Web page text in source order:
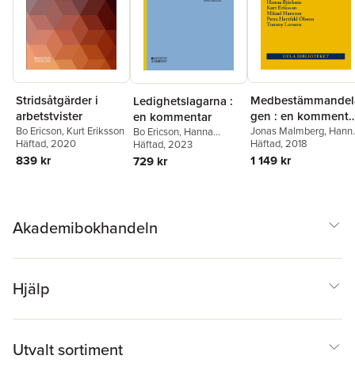
Stridsåtgärder i
arbetstvister
Bo Ericson, Kurt Eriksson
Häftad, 2020
839 kr
Ledighetslagarna :
en kommentar
Bo Ericson, Hanna
Björknäs,Kurt Eriksson
Häftad, 2023
729 kr
gen : en kommentar.
Del I, 1-32 §§
Jonas Malmberg,
Björknäs,Kurt Eriksson
Mikael Hansson
Herzfeld Olsson
Häftad, 2018
1 149 kr
Akademibokhandeln
Hjälp
Utvalt sortiment